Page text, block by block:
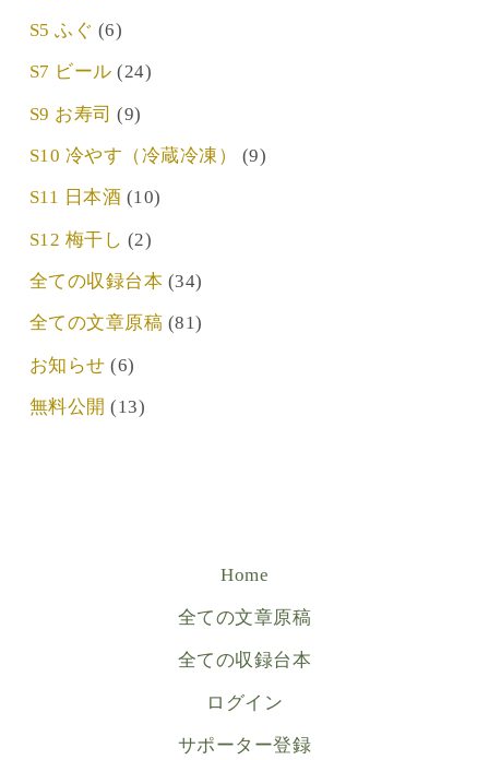
S5 ふぐ (6)
S7 ビール (24)
S9 お寿司 (9)
S10 冷やす（冷蔵冷凍） (9)
S11 日本酒 (10)
S12 梅干し (2)
全ての収録台本 (34)
全ての文章原稿 (81)
お知らせ (6)
無料公開 (13)
Home
全ての文章原稿
全ての収録台本
ログイン
サポーター登録